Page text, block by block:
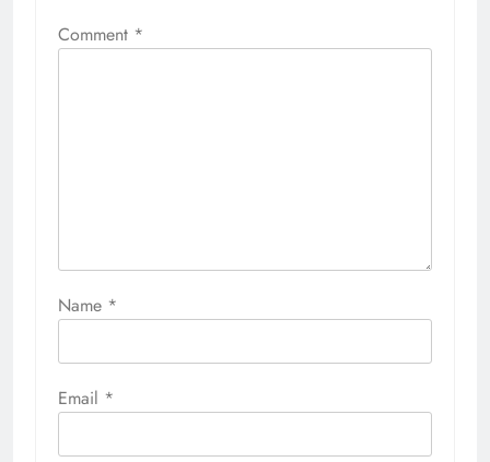
Comment *
Name *
Email *